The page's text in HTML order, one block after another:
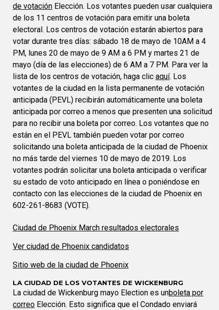
de votación Elección. Los votantes pueden usar cualquiera
de los 11 centros de votación para emitir una boleta
electoral. Los centros de votación estarán abiertos para
votar durante tres días: sábado 18 de mayo de 10AM a 4
PM, lunes 20 de mayo de 9 AM a 6 PM y martes 21 de
mayo (día de las elecciones) de 6 AM a 7 PM. Para ver la
lista de los centros de votación, haga clic aquí. Los
votantes de la ciudad en la lista permanente de votación
anticipada (PEVL) recibirán automáticamente una boleta
anticipada por correo a menos que presenten una solicitud
para no recibir una boleta por correo. Los votantes que no
están en el PEVL también pueden votar por correo
solicitando una boleta anticipada de la ciudad de Phoenix
no más tarde del viernes 10 de mayo de 2019. Los
votantes podrán solicitar una boleta anticipada o verificar
su estado de voto anticipado en línea o poniéndose en
contacto con las elecciones de la ciudad de Phoenix en
602-261-8683 (VOTE).
Ciudad de Phoenix March resultados electorales
Ver ciudad de Phoenix candidatos
Sitio web de la ciudad de Phoenix
LA CIUDAD DE LOS VOTANTES DE WICKENBURG
La ciudad de Wickenburg mayo Election es unboleta por
correo Elección. Esto significa que el Condado enviará